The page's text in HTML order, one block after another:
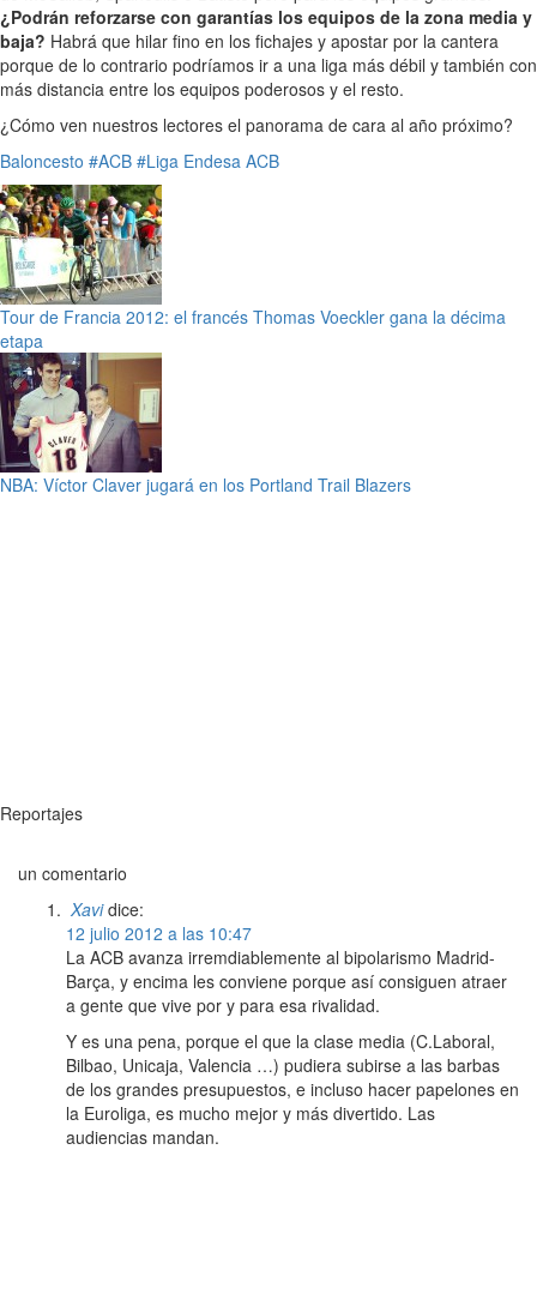
¿Podrán reforzarse con garantías los equipos de la zona media y
baja? Habrá que hilar fino en los fichajes y apostar por la cantera
porque de lo contrario podríamos ir a una liga más débil y también con
más distancia entre los equipos poderosos y el resto.
¿Cómo ven nuestros lectores el panorama de cara al año próximo?
Baloncesto #ACB #Liga Endesa ACB
Tour de Francia 2012: el francés Thomas Voeckler gana la décima
etapa
NBA: Víctor Claver jugará en los Portland Trail Blazers
Reportajes
un comentario
Xavi dice:
12 julio 2012 a las 10:47
La ACB avanza irremdiablemente al bipolarismo Madrid-
Barça, y encima les conviene porque así consiguen atraer
a gente que vive por y para esa rivalidad.
Y es una pena, porque el que la clase media (C.Laboral,
Bilbao, Unicaja, Valencia …) pudiera subirse a las barbas
de los grandes presupuestos, e incluso hacer papelones en
la Euroliga, es mucho mejor y más divertido. Las
audiencias mandan.